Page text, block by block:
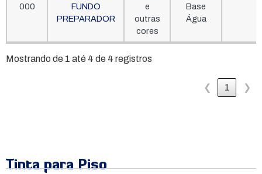
000
FUNDO
PREPARADOR
e
outras
cores
Base
Água
Mostrando de 1 até 4 de 4 registros
❮ 1 ❯
Tinta para Piso